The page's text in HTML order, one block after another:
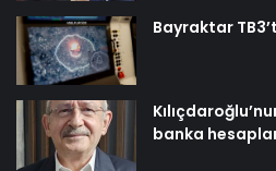
Bayraktar
banka